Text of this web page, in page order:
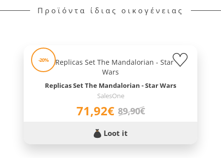
Προϊόντα ίδιας οικογένειας
-20%
Replicas Set The Mandalorian - Star Wars
SalesOne
71,92€ 89,90€
Loot it